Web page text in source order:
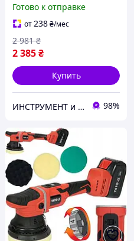
YATO® YT-82922
Готово к отправке
от238₴/мес
2 385₴
2 981 ₴
Купить
ИНСТРУМЕНТ и МЕТИЗЫ 98%